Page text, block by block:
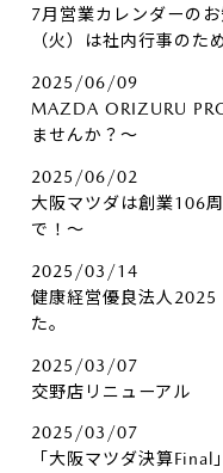
7月営業カレンダーの
（火）は社内行事のた
2025/06/09
MAZDA ORIZURU
ませんか？～
2025/06/02
大阪マツダは創業106
で！～
2025/03/14
健康経営優良法人2025
た。
2025/03/07
交野店リニューアル
2025/03/07
「大阪マツダ決算Final